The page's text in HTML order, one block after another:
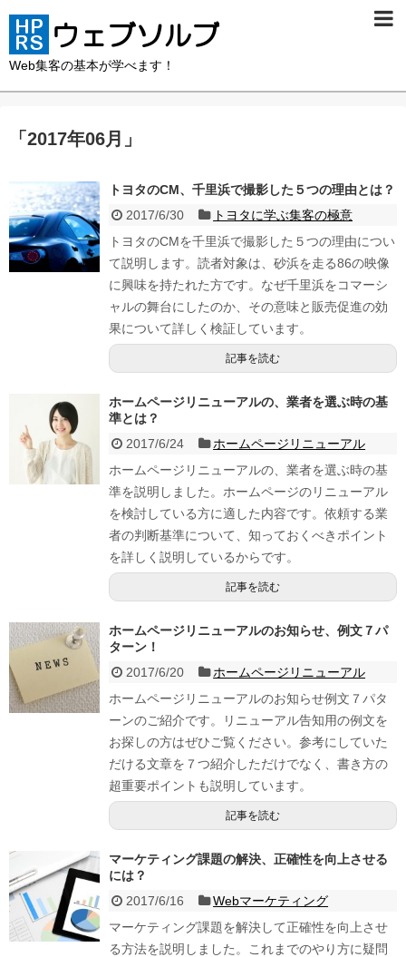
Web集客の基本が学べます！
「 2017年06月 」
トヨタのCM、千里浜で撮影した５つの理由とは？
2017/6/30
トヨタに学ぶ集客の極意
トヨタのCMを千里浜で撮影した５つの理由につい
て説明します。読者対象は、砂浜を走る86の映像
に興味を持たれた方です。なぜ千里浜をコマーシ
ャルの舞台にしたのか、その意味と販売促進の効
果について詳しく検証しています。
記事を読む
ホームページリニューアルの、業者を選ぶ時の基
準とは？
2017/6/24
ホームページリニューアル
ホームページリニューアルの、業者を選ぶ時の基
準を説明しました。ホームページのリニューアル
を検討している方に適した内容です。依頼する業
者の判断基準について、知っておくべきポイント
を詳しく説明しているからです。
記事を読む
ホームページリニューアルのお知らせ、例文７パ
ターン！
2017/6/20
ホームページリニューアル
ホームページリニューアルのお知らせ例文７パタ
ーンのご紹介です。リニューアル告知用の例文を
お探しの方はぜひご覧ください。参考にしていた
だける文章を７つ紹介しただけでなく、書き方の
超重要ポイントも説明しています。
記事を読む
マーケティング課題の解決、正確性を向上させる
には？
2017/6/16
Webマーケティング
マーケティング課題を解決して正確性を向上させ
る方法を説明しました。これまでのやり方に疑問